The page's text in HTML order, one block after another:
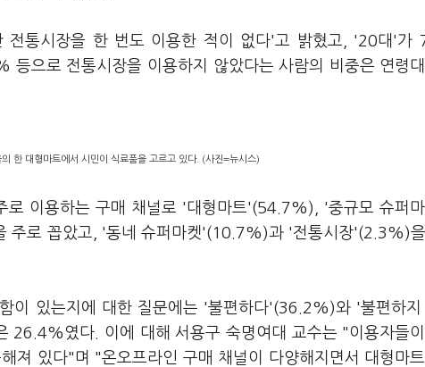
전통시장을 한 번도 이용한 적이 없다'고 밝혔고, '20대'
으로 전통시장을 이용하지 않았다는 사람의 비중은 연령
한 대형마트에서 시민이 식료품을 고르고 있다. (사진=뉴시스)
로 이용하는 구매 채널로 '대형마트'(54.7%), '중규모 슈퍼마
로 꼽았고, '동네 슈퍼마켓'(10.7%)과 '전통시장'(2.3%)
이 있는지에 대한 질문에는 '불편하다'(36.2%)와 '불편하지
였다. 이에 대해 서용구 숙명여대 교수는 "이용자들이
져 있다"며 "온오프라인 구매 채널이 다양해지면서 대형마